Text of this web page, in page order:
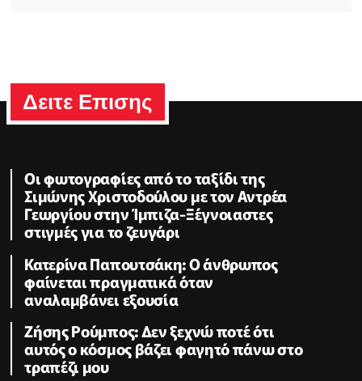
Δειτε Επισης
Οι φωτογραφίες από το ταξίδι της
Σιμώνης Χριστοδούλου με τον Αντρέα
Γεωργίου στην Ίμπιζα-Ξέγνοιαστες
στιγμές για το ζευγάρι
Κατερίνα Παπουτσάκη: Ο άνθρωπος
φαίνεται πραγματικά όταν
αναλαμβάνει εξουσία
Ζήσης Ρούμπος: Δεν ξεχνώ ποτέ ότι
αυτός ο κόσμος βάζει φαγητό πάνω στο
τραπέζι μου